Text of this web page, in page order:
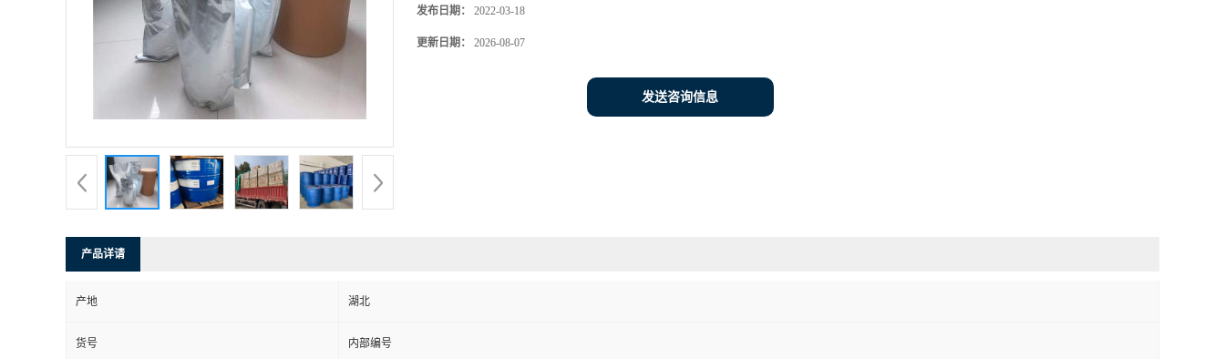
发布日期： 2022-03-18
更新日期： 2026-08-07
发送咨询信息
产品详请
产地 湖北
货号 内部编号